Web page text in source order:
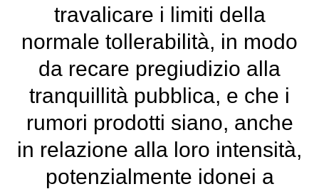
travalicare i limiti della
normale tollerabilità, in modo
da recare pregiudizio alla
tranquillità pubblica, e che i
rumori prodotti siano, anche
in relazione alla loro intensità,
potenzialmente idonei a